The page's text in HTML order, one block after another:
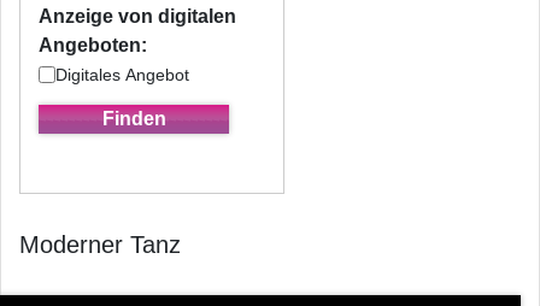
Anzeige von digitalen
Angeboten:
Digitales Angebot
Moderner Tanz